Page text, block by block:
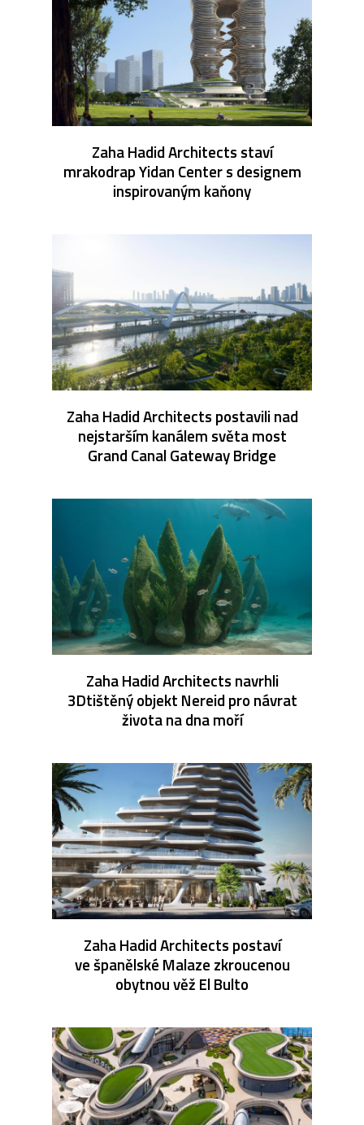
Zaha Hadid Architects staví
mrakodrap Yidan Center s designem
inspirovaným kaňony
Zaha Hadid Architects postavili nad
nejstarším kanálem světa most
Grand Canal Gateway Bridge
Zaha Hadid Architects navrhli
3Dtištěný objekt Nereid pro návrat
života na dna moří
Zaha Hadid Architects postaví
ve španělské Malaze zkroucenou
obytnou věž El Bulto